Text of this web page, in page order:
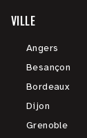
VILLE
Angers
Besançon
Bordeaux
Dijon
Grenoble